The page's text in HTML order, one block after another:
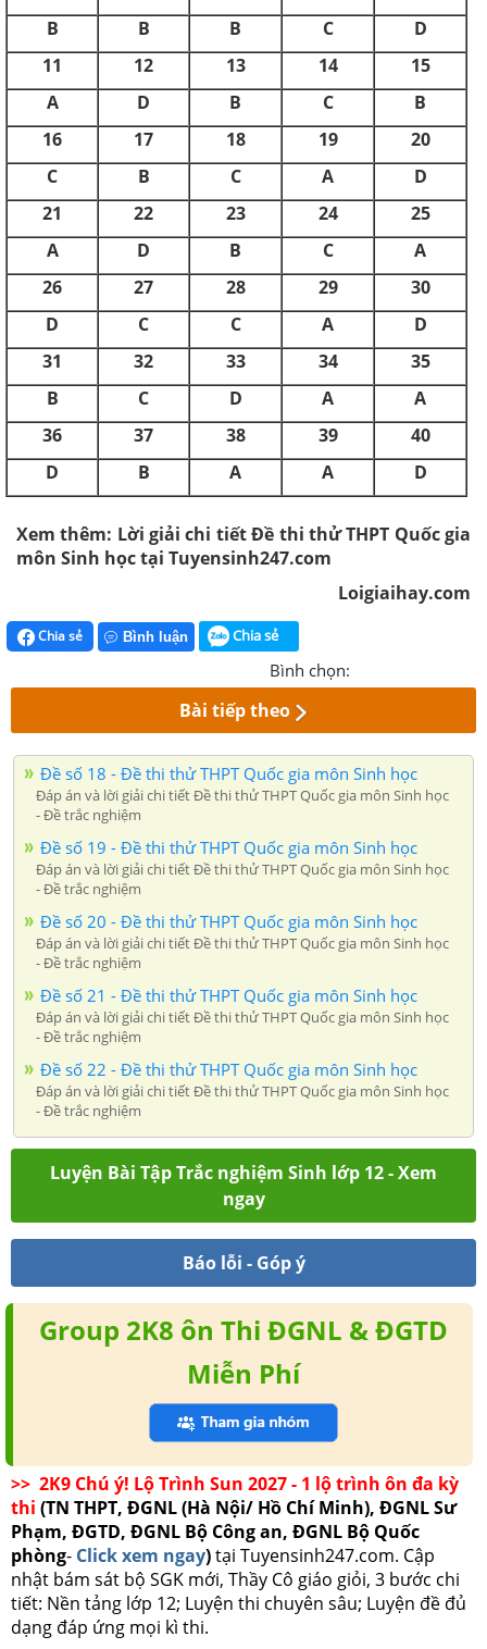
B
B B C
D
11
12 13 14
15
A
D B C
B
16
17 18 19
20
C
B C A
D
21
22 23 24
25
A
D B C
A
26
27 28 29
30
D
C C A
D
31
32 33 34
35
B
C D A
A
36
37 38 39
40
D
B A A D
Xem thêm: Lời giải chi tiết Đề thi thử THPT Quốc gia
môn Sinh học tại Tuyensinh247.com
Loigiaihay.com
Chia sẻ Bình luận Chia sẻ
Bình chọn:
Bài tiếp theo
Đề số 18 - Đề thi thử THPT Quốc gia môn Sinh học
Đáp án và lời giải chi tiết Đề thi thử THPT Quốc gia môn Sinh học
- Đề trắc nghiệm
Đề số 19 - Đề thi thử THPT Quốc gia môn Sinh học
Đáp án và lời giải chi tiết Đề thi thử THPT Quốc gia môn Sinh học
- Đề trắc nghiệm
Đề số 20 - Đề thi thử THPT Quốc gia môn Sinh học
Đáp án và lời giải chi tiết Đề thi thử THPT Quốc gia môn Sinh học
- Đề trắc nghiệm
Đề số 21 - Đề thi thử THPT Quốc gia môn Sinh học
Đáp án và lời giải chi tiết Đề thi thử THPT Quốc gia môn Sinh học
- Đề trắc nghiệm
Đề số 22 - Đề thi thử THPT Quốc gia môn Sinh học
Đáp án và lời giải chi tiết Đề thi thử THPT Quốc gia môn Sinh học
- Đề trắc nghiệm
Luyện Bài Tập Trắc nghiệm Sinh lớp 12 - Xem
ngay
Báo lỗi - Góp ý
Group 2K8 ôn Thi ĐGNL & ĐGTD
Miễn Phí
>> 2K9 Chú ý! Lộ Trình Sun 2027 - 1 lộ trình ôn đa kỳ
thi (TN THPT, ĐGNL (Hà Nội/ Hồ Chí Minh), ĐGNL Sư
Phạm, ĐGTD, ĐGNL Bộ Công an, ĐGNL Bộ Quốc
phòng- Click xem ngay)tại Tuyensinh247.com. Cập
nhật bám sát bộ SGK mới, Thầy Cô giáo giỏi, 3 bước chi
tiết: Nền tảng lớp 12; Luyện thi chuyên sâu; Luyện đề đủ
dạng đáp ứng mọi kì thi.